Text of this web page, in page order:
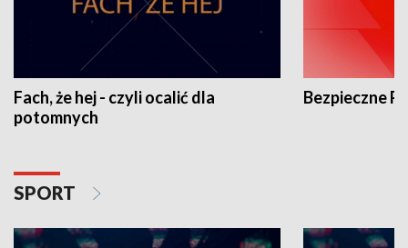
Fach, że hej - czyli ocalić dla
potomnych
Bezpieczne
SPORT